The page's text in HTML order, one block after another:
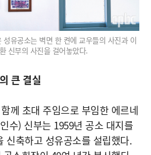
유공소는 벽면 한 켠에 교우들의 사진과 이
신부의 사진을 걸어놓았다.
큰 결실
께 초대 주임으로 부임한 에르네
수) 신부는 1959년 공소 대지를
신축하고 성유공소를 설립했다.